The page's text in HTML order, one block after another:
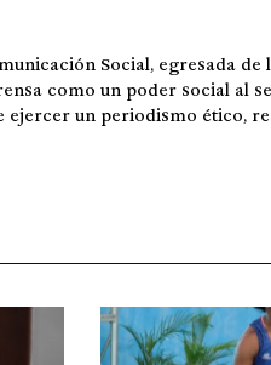
Social, egresada
como un poder social al
un periodismo ético,